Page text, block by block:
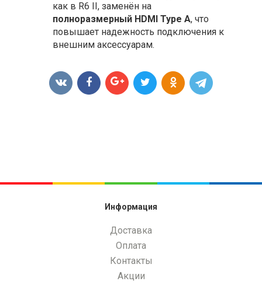
как в R6 II, заменён на
полноразмерный HDMI Type A, что
повышает надежность подключения к
внешним аксессуарам.
Информация
Доставка
Оплата
Контакты
Акции